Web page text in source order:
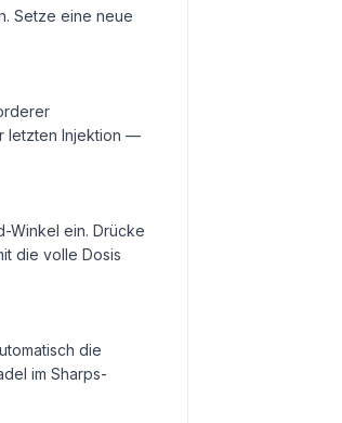
Setze eine neue
letzten Injektion —
Winkel ein. Drücke
die volle Dosis
die
im Sharps-